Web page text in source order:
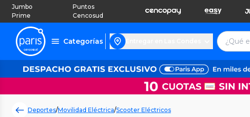
Jumbo
Prime
Puntos
Cencosud
Categorías
Deportes/Movilidad Eléctrica/Scooter Eléctricos